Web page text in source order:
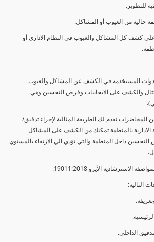
للتطوير.
خالية من العيوب أو المشاكل.
كشف كل المشاكل والعيوب في النظام الاداري أو
المستخدمة في الكشف عن المشاكل والعيوب
والكشف على الايجابيات وفرص التحسين وهي
نقدم لك الطريقة المثالية لإجراء تدقيق/
الادارية بالمنظمة تمكنك من الكشف على المشاكل
التحسين داخل المنظمة والتي تؤدي الي الارتقاء بالمستوي
الأيزو 19011:2018.
التالية: